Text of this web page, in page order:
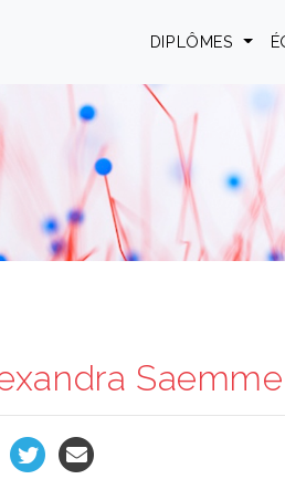
cookies
DIPLÔMES